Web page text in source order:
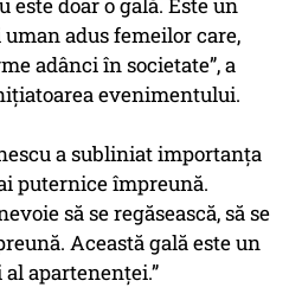
adus femeilor care,
adânci în societate”, a
evenimentului.
a subliniat importanța
puternice împreună.
să se regăsească, să se
Această gală este un
apartenenței.”